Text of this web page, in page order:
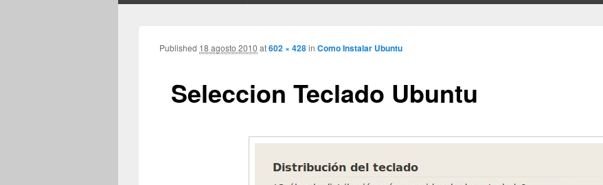
Seleccion Teclado Ubuntu
Published 18 agosto 2010 at602 × 428in Como Instalar Ubuntu